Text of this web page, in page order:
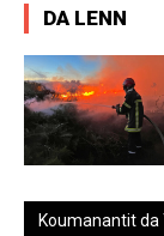
DA LENN
Koumanantit da